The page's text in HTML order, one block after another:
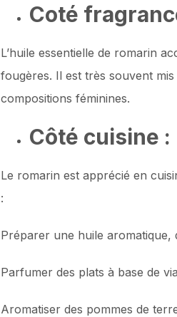
Coté
L’huile essentielle de romarin
fougères. Il est très souvent
compositions féminines.
Côté cuisine :
Le romarin est apprécié en
:
Préparer une huile
Parfumer des plats à base de
Aromatiser des pommes de